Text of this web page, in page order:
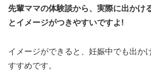
先輩ママの体験談から、実際に出かけ
とイメージがつきやすいですよ!
イメージができると、妊娠中でも出か
すすめです。